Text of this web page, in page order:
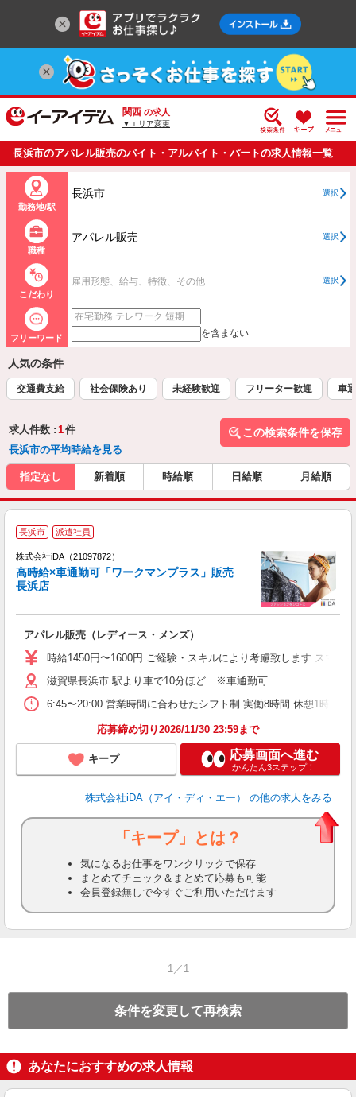
関西 の求人
▼エリア変更
長浜市のアパレル販売のバイト・アルバイト・パートの求人情報一覧
勤務地/駅
長浜市 選択
職種
アパレル販売 選択
こだわり
雇用形態、給与、特徴、その他 選択
フリーワード を含まない
人気の条件
交通費支給 社会保険あり 未経験歓迎 フリーター歓迎 車
求人件数 : 1件
長浜市の平均時給を見る
この検索条件を保存
指定なし 新着順 時給順 日給順 月給順
長浜市 派遣社員
株式会社iDA（21097872）
高時給×車通勤可「ワークマンプラス」販売
長浜店
アパレル販売（レディース・メンズ）
時給1450円〜1600円 ご経験・スキルにより考慮致します スマ
滋賀県長浜市 駅より車で10分ほど ※車通勤可
6:45〜20:00 営業時間に合わせたシフト制 実働8時間 休憩1時
応募締め切り2026/11/30 23:59まで
キープ 応募画面へ進む
かんたん3ステップ！
株式会社iDA（アイ・ディ・エー） の他の求人をみる
「キープ」とは？
気になるお仕事をワンクリックで保存
まとめてチェック＆まとめて応募も可能
会員登録無しで今すぐご利用いただけます
1／1
条件を変更して再検索
あなたにおすすめの求人情報